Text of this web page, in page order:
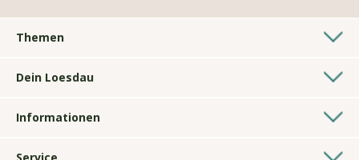
Themen
Geschenke für Reiter
Fahren
Dein Loesdau
Bonussystem
Informationen
Service